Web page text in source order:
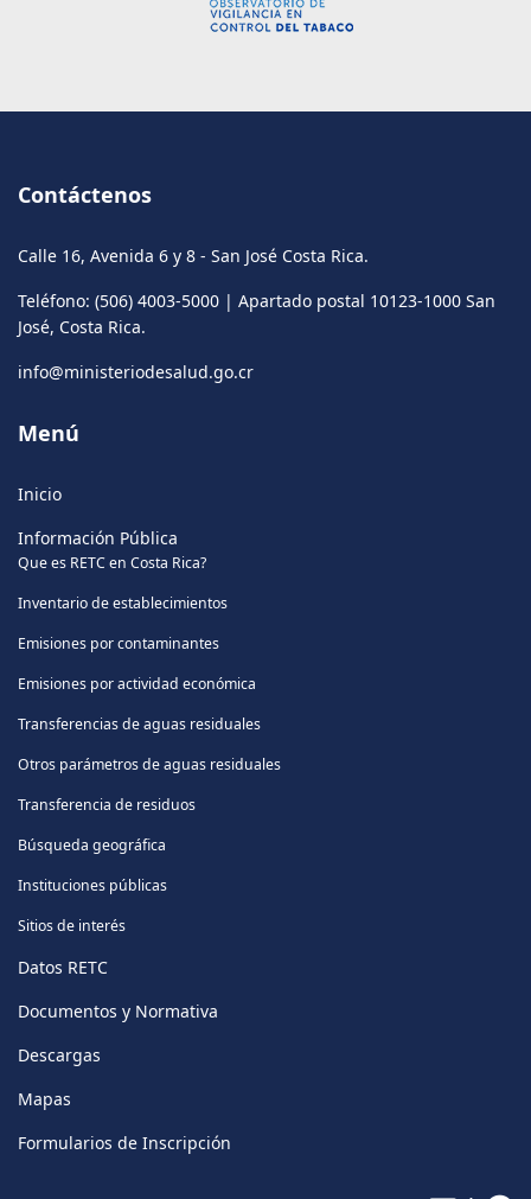
Contáctenos
Calle 16, Avenida 6 y 8 - San José Costa Rica.
Teléfono: (506) 4003-5000 | Apartado postal 10123-1000 San
José, Costa Rica.
info@ministeriodesalud.go.cr
Menú
Inicio
Información Pública
Que es RETC en Costa Rica?
Inventario de establecimientos
Emisiones por contaminantes
Emisiones por actividad económica
Transferencias de aguas residuales
Otros parámetros de aguas residuales
Transferencia de residuos
Búsqueda geográfica
Instituciones públicas
Sitios de interés
Datos RETC
Documentos y Normativa
Descargas
Mapas
Formularios de Inscripción